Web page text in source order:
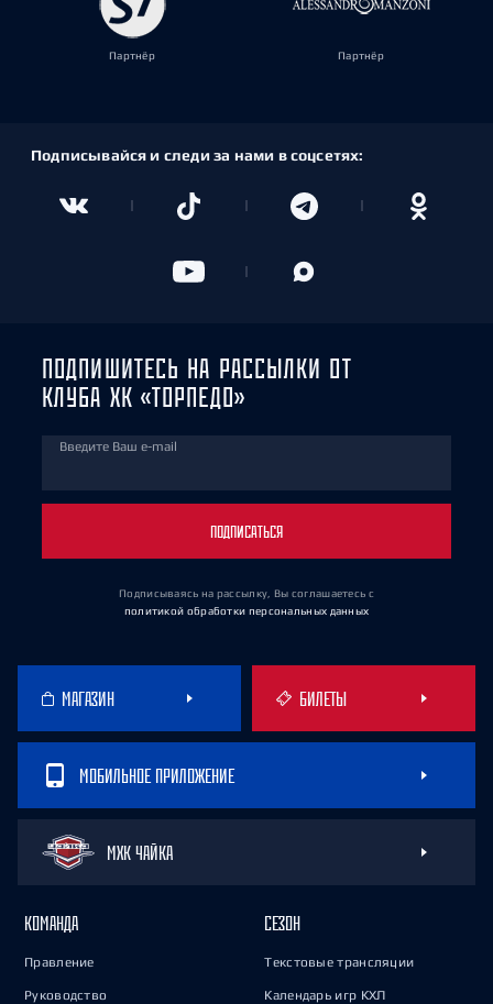
Партнёр Партнёр
Подписывайся и следи за нами в соцсетях:
ПОДПИШИТЕСЬ НА РАССЫЛКИ ОТ
КЛУБА ХК «ТОРПЕДО»
Введите Ваш e-mail
ПОДПИСАТЬСЯ
Подписываясь на рассылку, Вы соглашаетесь с
политикой обработки персональных данных
МАГАЗИН БИЛЕТЫ
МОБИЛЬНОЕ ПРИЛОЖЕНИЕ
МХК ЧАЙКА
КОМАНДА
Правление
Руководство
СЕЗОН
Текстовые трансляции
Календарь игр КХЛ